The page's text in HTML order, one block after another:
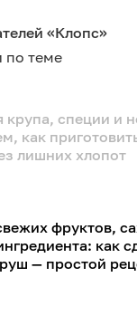
«Клопс»
по теме
крупа, специи и
как
лишних хлопот
фруктов,
как
— простой